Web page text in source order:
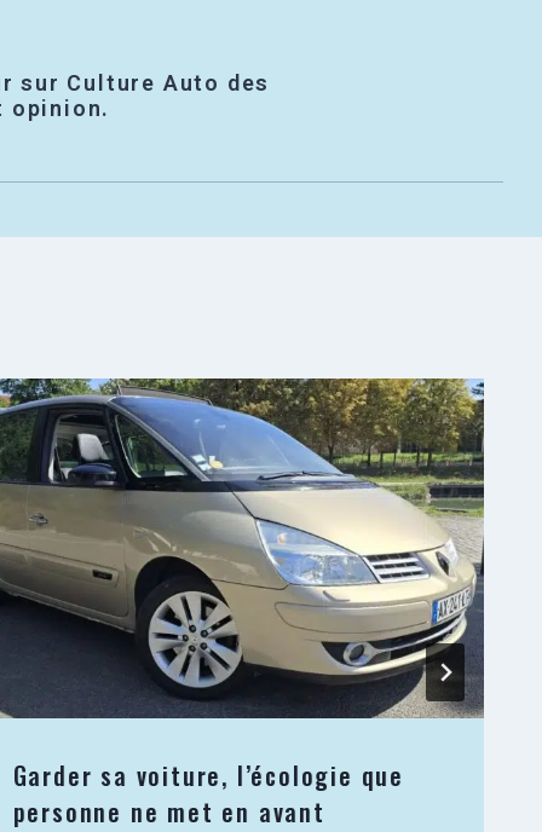
sur Culture Auto des
opinion.
Garder sa voiture, l’écologie que
personne ne met en avant